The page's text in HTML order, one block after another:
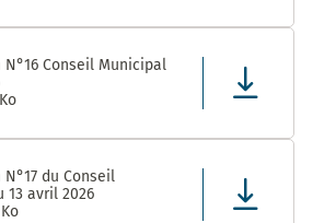
Conseil Municipal
du Conseil
13 avril 2026